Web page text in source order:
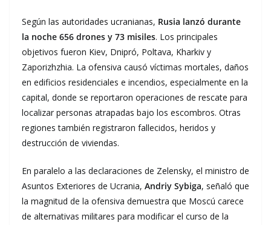
Según las autoridades ucranianas, Rusia lanzó durante
la noche 656 drones y 73 misiles. Los principales
objetivos fueron Kiev, Dnipró, Poltava, Kharkiv y
Zaporizhzhia. La ofensiva causó víctimas mortales, daños
en edificios residenciales e incendios, especialmente en la
capital, donde se reportaron operaciones de rescate para
localizar personas atrapadas bajo los escombros. Otras
regiones también registraron fallecidos, heridos y
destrucción de viviendas.
En paralelo a las declaraciones de Zelensky, el ministro de
Asuntos Exteriores de Ucrania, Andriy Sybiga, señaló que
la magnitud de la ofensiva demuestra que Moscú carece
de alternativas militares para modificar el curso de la